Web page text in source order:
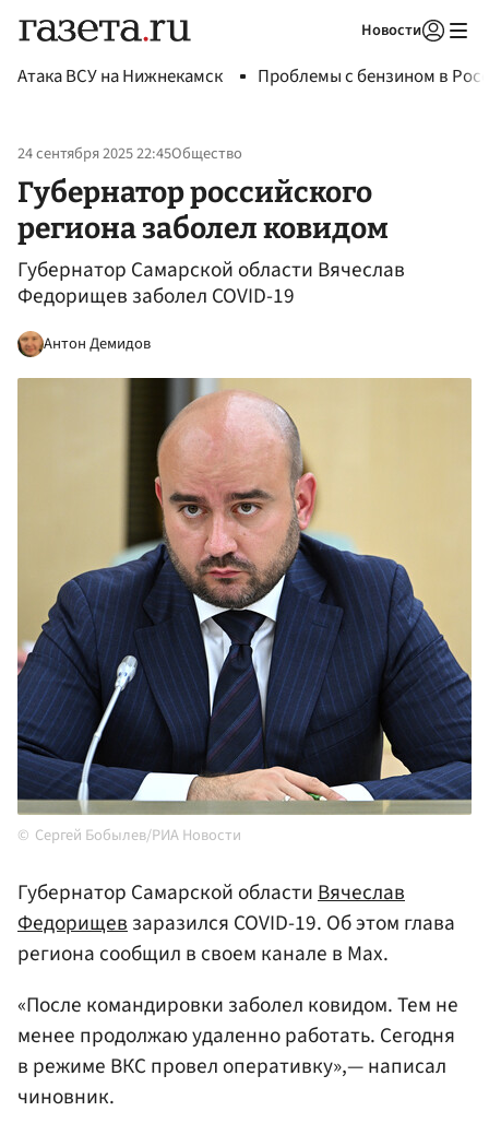
Новости
Атака ВСУ на Нижнекамск Проблемы с бензином в
24 сентября 2025 22:45Общество
Губернатор российского
региона заболел ковидом
Губернатор Самарской области Вячеслав
Федорищев заболел COVID-19
Антон Демидов
Сергей Бобылев/РИА Новости
Губернатор Самарской областиВячеслав
Федорищевзаразился COVID-19. Об этом глава
региона сообщил в своем канале в Max.
«После командировки заболел ковидом. Тем не
менее продолжаю удаленно работать. Сегодня
в режиме ВКС провел оперативку»,— написал
чиновник.